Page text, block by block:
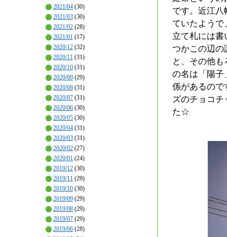
2021/04 (30)
2021/03 (30)
2021/02 (28)
2021/01 (17)
2020/12 (32)
2020/11 (31)
2020/10 (31)
2020/09 (29)
2020/08 (31)
2020/07 (31)
2020/06 (30)
2020/05 (30)
2020/04 (31)
2020/03 (31)
2020/02 (27)
2020/01 (24)
2019/12 (30)
2019/11 (29)
2019/10 (30)
2019/09 (29)
2019/08 (29)
2019/07 (29)
2019/06 (28)
です。近江
ていたよう
立て札には
つかこの辺の
と、その他
の名は「陽子
係があるので
ズのチョコ
た☆